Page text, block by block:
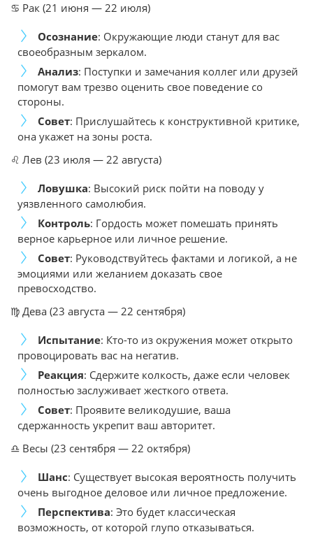
♋ Рак (21 июня — 22 июля)
Осознание: Окружающие люди станут для вас
своеобразным зеркалом.
Анализ: Поступки и замечания коллег или друзей
помогут вам трезво оценить свое поведение со
стороны.
Совет: Прислушайтесь к конструктивной критике,
она укажет на зоны роста.
♌ Лев (23 июля — 22 августа)
Ловушка: Высокий риск пойти на поводу у
уязвленного самолюбия.
Контроль: Гордость может помешать принять
верное карьерное или личное решение.
Совет: Руководствуйтесь фактами и логикой, а не
эмоциями или желанием доказать свое
превосходство.
♍ Дева (23 августа — 22 сентября)
Испытание: Кто-то из окружения может открыто
провоцировать вас на негатив.
Реакция: Сдержите колкость, даже если человек
полностью заслуживает жесткого ответа.
Совет: Проявите великодушие, ваша
сдержанность укрепит ваш авторитет.
♎ Весы (23 сентября — 22 октября)
Шанс: Существует высокая вероятность получить
очень выгодное деловое или личное предложение.
Перспектива: Это будет классическая
возможность, от которой глупо отказываться.